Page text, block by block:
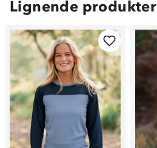
Lignende produkter